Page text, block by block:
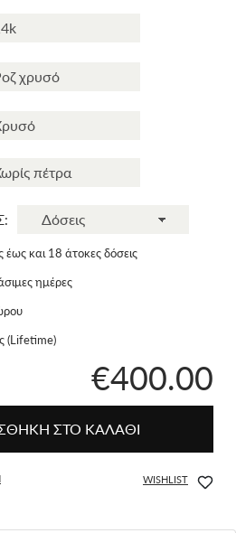
και 18 άτοκες δόσεις
ημέρες
(Lifetime)
€400.00
ΣΤΟ ΚΑΛΑΘΙ
WISHLIST